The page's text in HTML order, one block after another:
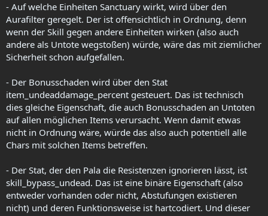
- Auf welche Einheiten Sanctuary wirkt, wird über den
Aurafilter geregelt. Der ist offensichtlich in Ordnung, denn
wenn der Skill gegen andere Einheiten wirken (also auch
andere als Untote wegstoßen) würde, wäre das mit ziemlicher
Sicherheit schon aufgefallen.
- Der Bonusschaden wird über den Stat
item_undeaddamage_percent gesteuert. Das ist technisch
dies gleiche Eigenschaft, die auch Bonusschaden an Untoten
auf allen möglichen Items verursacht. Wenn damit etwas
nicht in Ordnung wäre, würde das also auch potentiell alle
Chars mit solchen Items betreffen.
- Der Stat, der den Pala die Resistenzen ignorieren lässt, ist
skill_bypass_undead. Das ist eine binäre Eigenschaft (also
entweder vorhanden oder nicht, Abstufungen existieren
nicht) und deren Funktionsweise ist hartcodiert. Und dieser